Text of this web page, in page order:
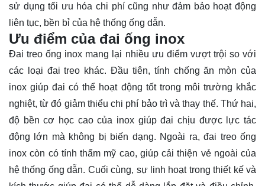
sử dụng tối ưu hóa chi phí cũng như đảm bảo hoạt động
liên tục, bền bỉ của hệ thống ống dẫn.
Ưu điểm của đai ống inox
Đai treo ống inox mang lại nhiều ưu điểm vượt trội so với
các loại đai treo khác. Đầu tiên, tính chống ăn mòn của
inox giúp đai có thể hoạt động tốt trong môi trường khắc
nghiệt, từ đó giảm thiểu chi phí bảo trì và thay thế. Thứ hai,
độ bền cơ học cao của inox giúp đai chịu được lực tác
động lớn mà không bị biến dạng. Ngoài ra, đai treo ống
inox còn có tính thẩm mỹ cao, giúp cải thiện vẻ ngoài của
hệ thống ống dẫn. Cuối cùng, sự linh hoạt trong thiết kế và